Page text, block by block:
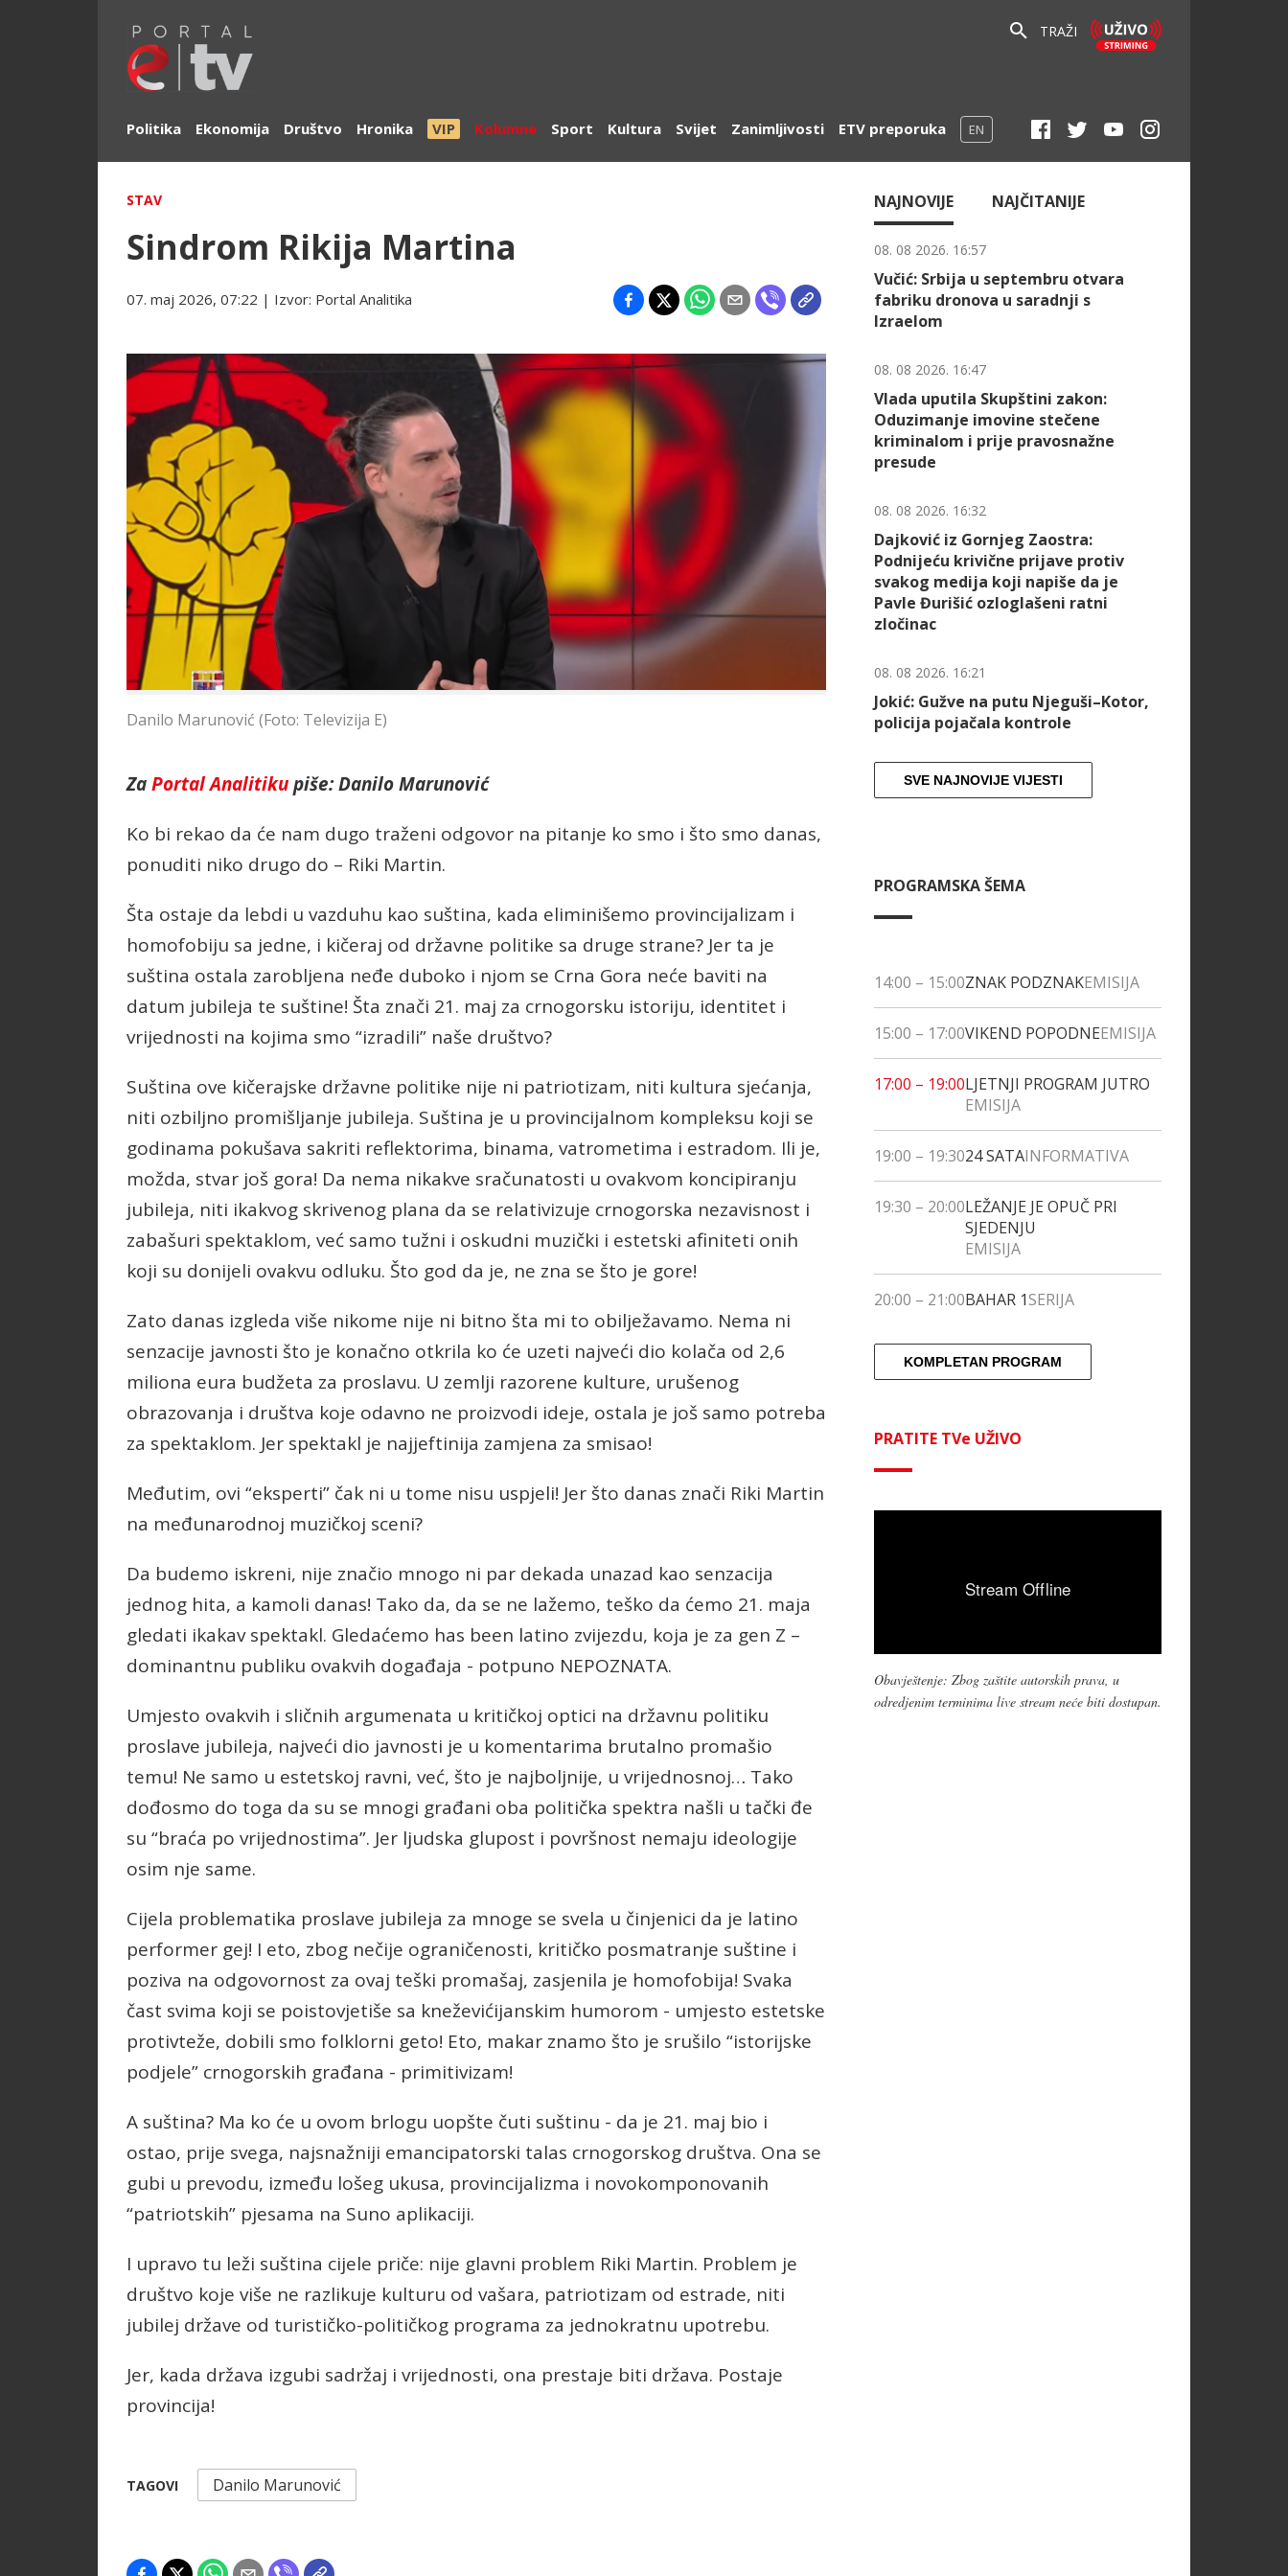
TRAŽI
Politika Ekonomija Društvo Hronika VIP Kolumne Sport Kultura Svijet Zanimljivosti ETV preporuka EN
STAV
Sindrom Rikija Martina
07. maj 2026, 07:22 | Izvor: Portal Analitika
Danilo Marunović (Foto: Televizija E)
ZaPortal Analitikupiše: Danilo Marunović
Ko bi rekao da će nam dugo traženi odgovor na pitanje ko smo i što smo danas,
ponuditi niko drugo do – Riki Martin.
Šta ostaje da lebdi u vazduhu kao suština, kada eliminišemo provincijalizam i
homofobiju sa jedne, i kičeraj od državne politike sa druge strane? Jer ta je
suština ostala zarobljena neđe duboko i njom se Crna Gora neće baviti na
datum jubileja te suštine! Šta znači 21. maj za crnogorsku istoriju, identitet i
vrijednosti na kojima smo “izradili” naše društvo?
Suština ove kičerajske državne politike nije ni patriotizam, niti kultura sjećanja,
niti ozbiljno promišljanje jubileja. Suština je u provincijalnom kompleksu koji se
godinama pokušava sakriti reflektorima, binama, vatrometima i estradom. Ili je,
možda, stvar još gora! Da nema nikakve sračunatosti u ovakvom koncipiranju
jubileja, niti ikakvog skrivenog plana da se relativizuje crnogorska nezavisnost i
zabašuri spektaklom, već samo tužni i oskudni muzički i estetski afiniteti onih
koji su donijeli ovakvu odluku. Što god da je, ne zna se što je gore!
Zato danas izgleda više nikome nije ni bitno šta mi to obilježavamo. Nema ni
senzacije javnosti što je konačno otkrila ko će uzeti najveći dio kolača od 2,6
miliona eura budžeta za proslavu. U zemlji razorene kulture, urušenog
obrazovanja i društva koje odavno ne proizvodi ideje, ostala je još samo potreba
za spektaklom. Jer spektakl je najjeftinija zamjena za smisao!
Međutim, ovi “eksperti” čak ni u tome nisu uspjeli! Jer što danas znači Riki Martin
na međunarodnoj muzičkoj sceni?
Da budemo iskreni, nije značio mnogo ni par dekada unazad kao senzacija
jednog hita, a kamoli danas! Tako da, da se ne lažemo, teško da ćemo 21. maja
gledati ikakav spektakl. Gledaćemo has been latino zvijezdu, koja je za gen Z –
dominantnu publiku ovakvih događaja - potpuno NEPOZNATA.
Umjesto ovakvih i sličnih argumenata u kritičkoj optici na državnu politiku
proslave jubileja, najveći dio javnosti je u komentarima brutalno promašio
temu! Ne samo u estetskoj ravni, već, što je najboljnije, u vrijednosnoj… Tako
dođosmo do toga da su se mnogi građani oba politička spektra našli u tački đe
su “braća po vrijednostima”. Jer ljudska glupost i površnost nemaju ideologije
osim nje same.
Cijela problematika proslave jubileja za mnoge se svela u činjenici da je latino
performer gej! I eto, zbog nečije ograničenosti, kritičko posmatranje suštine i
poziva na odgovornost za ovaj teški promašaj, zasjenila je homofobija! Svaka
čast svima koji se poistovjetiše sa kneževićijanskim humorom - umjesto estetske
protivteže, dobili smo folklorni geto! Eto, makar znamo što je srušilo “istorijske
podjele” crnogorskih građana - primitivizam!
A suština? Ma ko će u ovom brlogu uopšte čuti suštinu - da je 21. maj bio i
ostao, prije svega, najsnažniji emancipatorski talas crnogorskog društva. Ona se
gubi u prevodu, između lošeg ukusa, provincijalizma i novokomponovanih
“patriotskih” pjesama na Suno aplikaciji.
I upravo tu leži suština cijele priče: nije glavni problem Riki Martin. Problem je
društvo koje više ne razlikuje kulturu od vašara, patriotizam od estrade, niti
jubilej države od turističko-političkog programa za jednokratnu upotrebu.
Jer, kada država izgubi sadržaj i vrijednosti, ona prestaje biti država. Postaje
provincija!
TAGOVI Danilo Marunović
NAJNOVIJE NAJČITANIJE
08. 08 2026. 16:57
Vučić: Srbija u septembru otvara
fabriku dronova u saradnji s
Izraelom
08. 08 2026. 16:47
Vlada uputila Skupštini zakon:
Oduzimanje imovine stečene
kriminalom i prije pravosnažne
presude
08. 08 2026. 16:32
Dajković iz Gornjeg Zaostra:
Podnijeću krivične prijave protiv
svakog medija koji napiše da je
Pavle Đurišić ozloglašeni ratni
zločinac
08. 08 2026. 16:21
Jokić: Gužve na putu Njeguši–Kotor,
policija pojačala kontrole
SVE NAJNOVIJE VIJESTI
PROGRAMSKA ŠEMA
14:00 – 15:00ZNAK PODZNAKEMISIJA
15:00 – 17:00VIKEND POPODNEEMISIJA
17:00 – 19:00LJETNJI PROGRAM JUTRO
EMISIJA
19:00 – 19:3024 SATAINFORMATIVA
19:30 – 20:00LEŽANJE JE OPUČ PRI
SJEDENJU
EMISIJA
20:00 – 21:00BAHAR 1SERIJA
KOMPLETAN PROGRAM
PRATITE TVe UŽIVO
Obavještenje: Zbog zaštite autorskih prava, u
odredjenim terminima live stream neće biti dostupan.